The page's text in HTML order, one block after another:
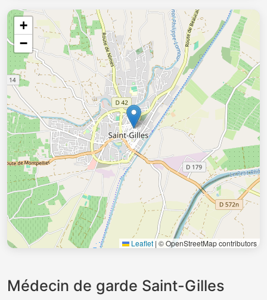
+
−
Leaflet | © OpenStreetMap contributors
Médecin de garde Saint-Gilles